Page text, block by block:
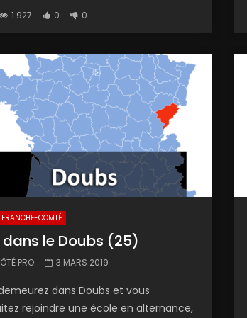
1 927 0 0
COMTÉ
dans le Doubs (25)
PRO 3 MARS 2019
dans Doubs et vous
rejoindre une école en alternance,